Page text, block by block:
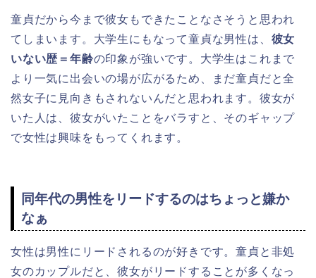
童貞だから今まで彼女もできたことなさそうと思われ
てしまいます。大学生にもなって童貞な男性は、 彼女
いない歴＝年齢の印象が強いです。大学生はこれまで
より一気に出会いの場が広がるため、まだ童貞だと全
然女子に見向きもされないんだと思われます。彼女が
いた人は、彼女がいたことをバラすと、そのギャップ
で女性は興味をもってくれます。
同年代の男性をリードするのはちょっと嫌か
なぁ
女性は男性にリードされるのが好きです。童貞と非処
女のカップルだと、彼女がリードすることが多くなっ